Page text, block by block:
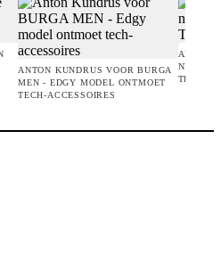
ANTON KUNDRUS VOOR BURGA
MEN - EDGY MODEL ONTMOET
TECH-ACCESSOIRES
AMIE
NIEUWE
TEVEO